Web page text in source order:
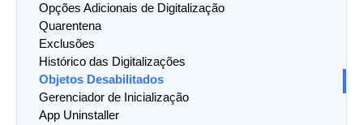
Opções Adicionais de Digitalização
Quarentena
Exclusões
Histórico das Digitalizações
Objetos Desabilitados
Gerenciador de Inicialização
App Uninstaller